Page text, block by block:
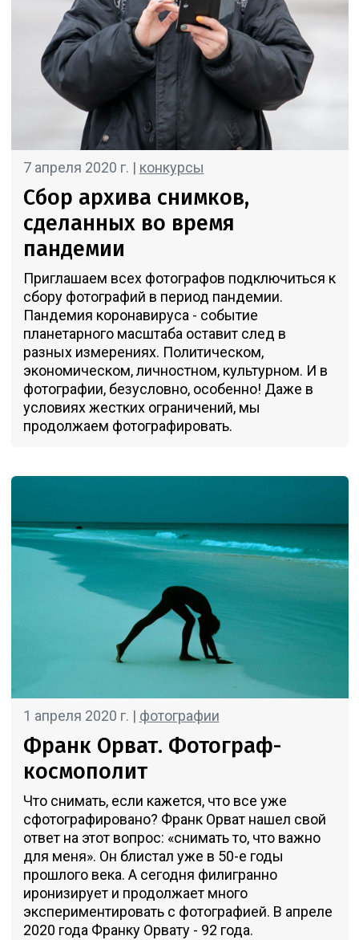
7 апреля 2020 г. | конкурсы
Сбор архива снимков,
сделанных во время
пандемии
Приглашаем всех фотографов подключиться к
сбору фотографий в период пандемии.
Пандемия коронавируса - событие
планетарного масштаба оставит след в
разных измерениях. Политическом,
экономическом, личностном, культурном. И в
фотографии, безусловно, особенно! Даже в
условиях жестких ограничений, мы
продолжаем фотографировать.
1 апреля 2020 г. | фотографии
Франк Орват. Фотограф-
космополит
Что снимать, если кажется, что все уже
сфотографировано? Франк Орват нашел свой
ответ на этот вопрос: «снимать то, что важно
для меня». Он блистал уже в 50-е годы
прошлого века. А сегодня филигранно
иронизирует и продолжает много
экспериментировать с фотографией. В апреле
2020 года Франку Орвату - 92 года.